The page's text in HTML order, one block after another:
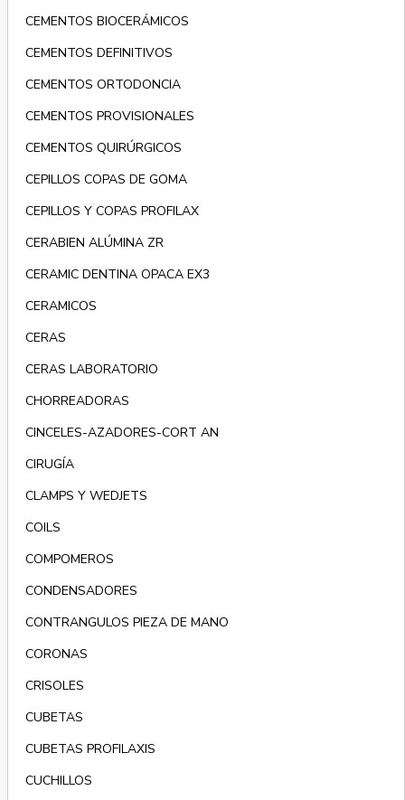
CEMENTOS BIOCERÁMICOS
CEMENTOS DEFINITIVOS
CEMENTOS ORTODONCIA
CEMENTOS PROVISIONALES
CEMENTOS QUIRÚRGICOS
CEPILLOS COPAS DE GOMA
CEPILLOS Y COPAS PROFILAX
CERABIEN ALÚMINA ZR
CERAMIC DENTINA OPACA EX3
CERAMICOS
CERAS
CERAS LABORATORIO
CHORREADORAS
CINCELES-AZADORES-CORT AN
CIRUGÍA
CLAMPS Y WEDJETS
COILS
COMPOMEROS
CONDENSADORES
CONTRANGULOS PIEZA DE MANO
CORONAS
CRISOLES
CUBETAS
CUBETAS PROFILAXIS
CUCHILLOS